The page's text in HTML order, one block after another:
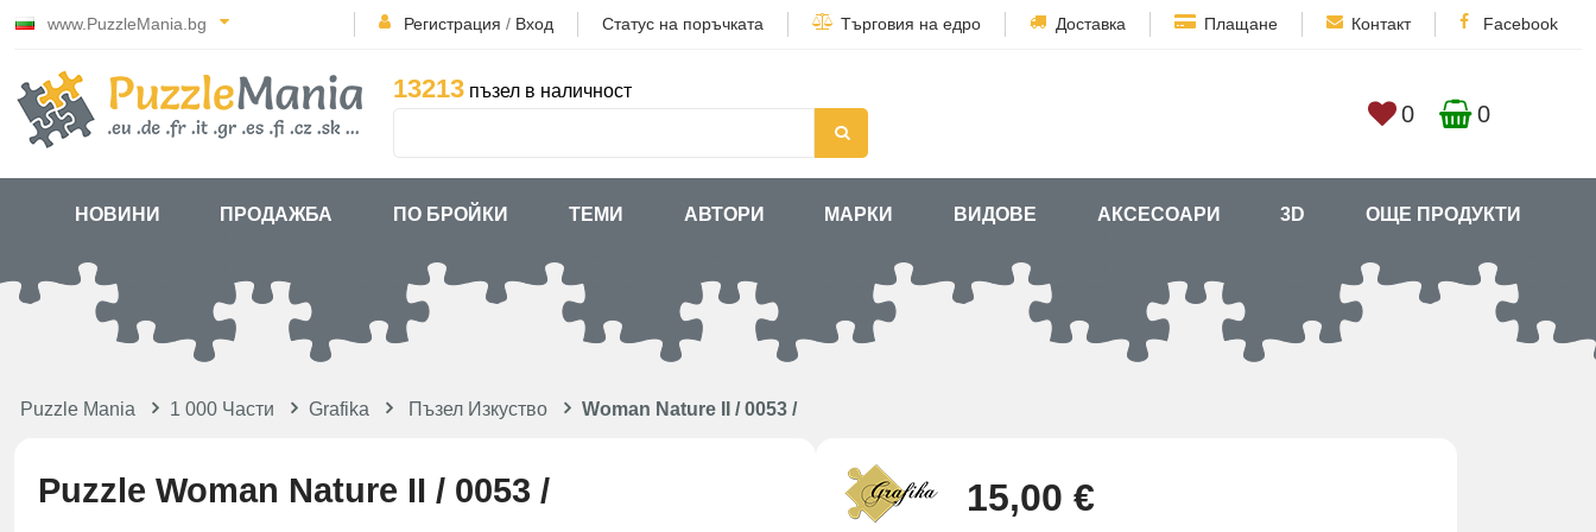
www.PuzzleMania.bg Регистрация / Вход Статус на поръчката Търговия на едро Доставка Плащане Контакт Facebook
13213 пъзел в наличност
0 0
НОВИНИ ПРОДАЖБА ПО БРОЙКИ ТЕМИ АВТОРИ МАРКИ ВИДОВЕ АКСЕСОАРИ 3D ОЩЕ ПРОДУКТИ
Puzzle Mania 1 000 Части Grafika Пъзел Изкуство Woman Nature II / 0053 /
Puzzle Woman Nature II / 0053 / 15,00 €